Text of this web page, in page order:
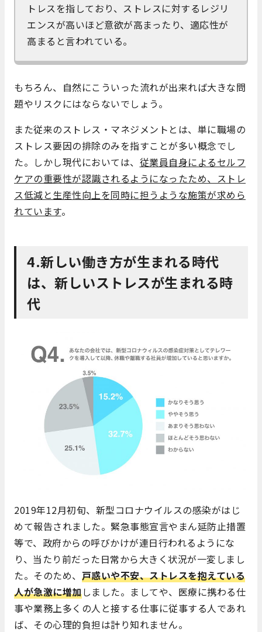
トレスを指しており、ストレスに対するレジリ
エンスが高いほど意欲が高まったり、適応性が
高まると言われている。
もちろん、自然にこういった流れが出来れば大きな問
題やリスクにはならないでしょう。
また従来のストレス・マネジメントとは、単に職場の
ストレス要因の排除のみを指すことが多い概念でし
た。しかし現代においては、 従業員自身によるセルフ
ケアの重要性が認識されるようになったため、ストレ
ス低減と生産性向上を同時に担うような施策が求めら
れています。
4.新しい働き方が生まれる時代
は、新しいストレスが生まれる時
代
2019年12月初旬、新型コロナウイルスの感染がはじ
めて報告されました。緊急事態宣言やまん延防止措置
等で、政府からの呼びかけが連日行われるようにな
り、当たり前だった日常から大きく状況が一変しまし
た。そのため、 戸惑いや不安、ストレスを抱えている
人が急激に増加しました。ましてや、医療に携わる仕
事や業務上多くの人と接する仕事に従事する人であれ
ば、その心理的負担は計り知れません。